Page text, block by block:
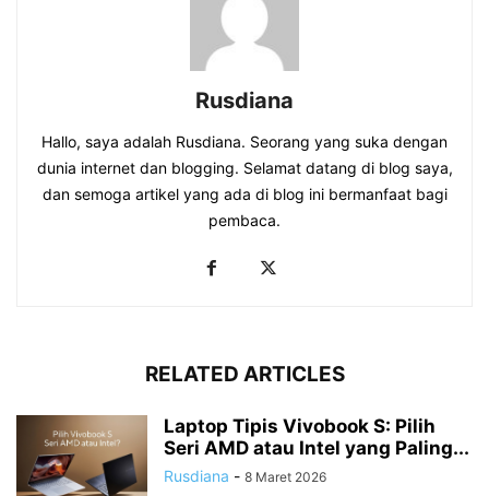
Rusdiana
Hallo, saya adalah Rusdiana. Seorang yang suka dengan
dunia internet dan blogging. Selamat datang di blog saya,
dan semoga artikel yang ada di blog ini bermanfaat bagi
pembaca.
RELATED ARTICLES
Laptop Tipis Vivobook S: Pilih
Seri AMD atau Intel yang Paling...
Rusdiana - 8 Maret 2026